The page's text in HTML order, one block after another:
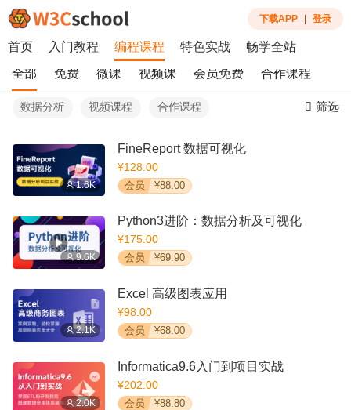
下载APP 登录
首页 入门教程 编程课程 特色实战 畅学全站
全部 免费 微课 视频课 会员免费 合作课程
数据分析 视频课程 合作课程 筛选
1.6K
FineReport 数据可视化
¥128.00
会员 ¥88.00
9.6K
Python3进阶：数据分析及可视化
¥175.00
会员 ¥69.90
2.1K
Excel 高级图表应用
¥98.00
会员 ¥68.00
2.0K
Informatica9.6入门到项目实战
¥202.00
会员 ¥88.80